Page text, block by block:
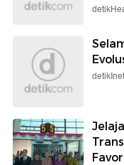
detikInet